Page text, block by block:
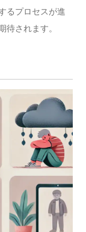
るプロセスが進
待されます。